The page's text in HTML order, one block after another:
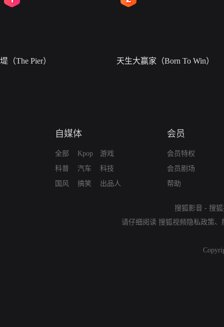
堤（The Pier） 天生大赢家（Born To Win）
自媒体
全部
科普
国风
Kpop
汽车
搞笑
游戏
科技
出品人
会员
会员特权
会员剧场
帮助
搜狐影音 - 搜
请仔细阅读 搜狐视频隐私政策、